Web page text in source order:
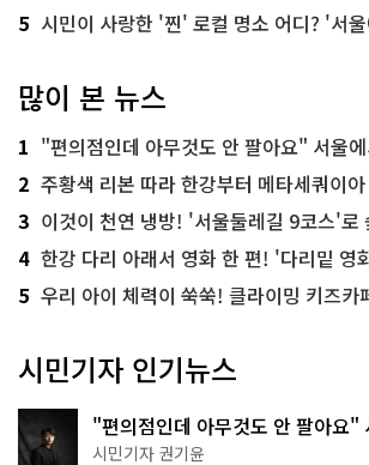
5 시민이 사랑한 '찐' 로컬 명소 어디? '서울에
많이 본 뉴스
1 "편의점인데 아무것도 안 팔아요" 서울에서 가장 특
2 주황색 리본 따라 한강부터 메타세쿼이아 숲길까
3 이것이 천연 냉방! '서울둘레길 9코스'로
4 한강 다리 아래서 영화 한 편! '다리밑 영
5 우리 아이 체력이 쑥쑥! 클라이밍 키즈카
시민기자 인기뉴스
"편의점인데 아무것도 안 팔아요"
한 편의점의 정체
시민기자 권기윤